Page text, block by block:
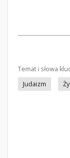
Temat i słowa
Judaizm